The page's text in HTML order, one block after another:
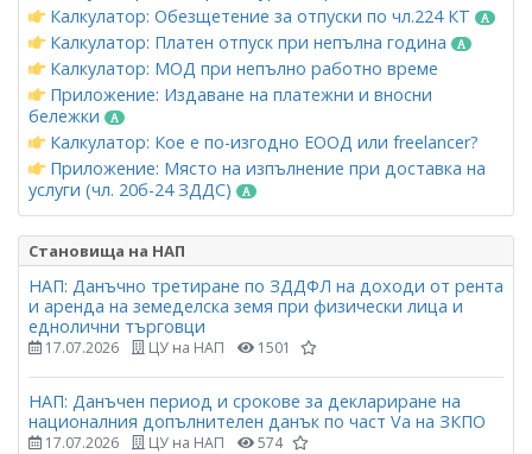
Калкулатор: Обезщетение за отпуски по чл.224 КТ
Калкулатор: Платен отпуск при непълна година
Калкулатор: МОД при непълно работно време
Приложение: Издаване на платежни и вносни
бележки
Калкулатор: Кое е по-изгодно ЕООД или freelancer?
Приложение: Място на изпълнение при доставка на
услуги (чл. 20б-24 ЗДДС)
Становища на НАП
НАП: Данъчно третиране по ЗДДФЛ на доходи от рента
и аренда на земеделска земя при физически лица и
еднолични търговци
17.07.2026 ЦУ на НАП 1501
НАП: Данъчен период и срокове за деклариране на
националния допълнителен данък по част Vа на ЗКПО
17.07.2026 ЦУ на НАП 574